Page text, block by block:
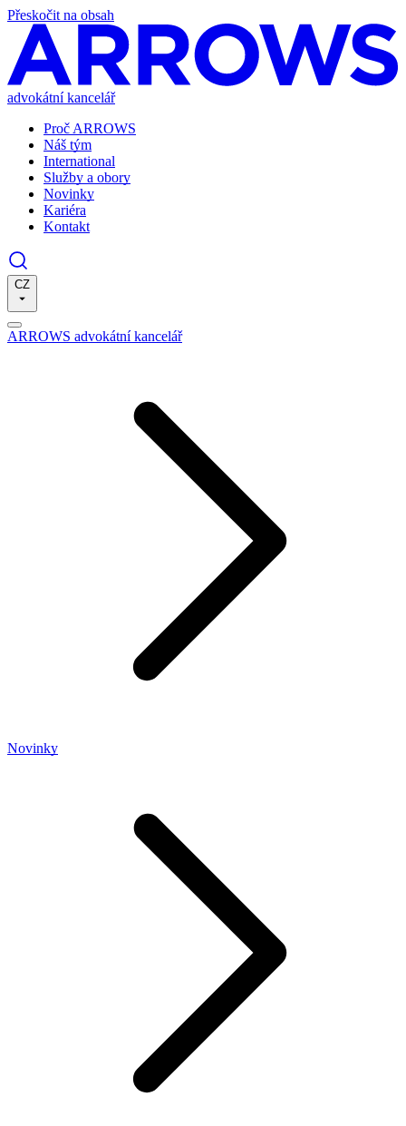
Přeskočit na obsah
advokátní kancelář
Proč ARROWS
Náš tým
International
Služby a obory
Novinky
Kariéra
Kontakt
CZ
ARROWS advokátní kancelář
Novinky